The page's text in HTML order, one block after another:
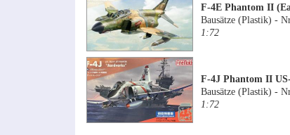
F-4E Phantom II
Bausätze (Plastik) -
1:72
F-4J Phantom II
Bausätze (Plastik) -
1:72